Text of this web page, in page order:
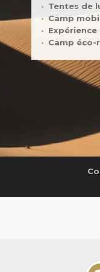
Tentes de
Camp
Camp éco-